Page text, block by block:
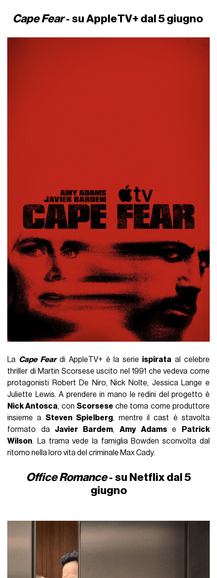
Cape Fear- su AppleTV+ dal 5 giugno
La Cape Feardi AppleTV+ è la serie ispirata al celebre
thriller di Martin Scorsese uscito nel 1991 che vedeva come
protagonisti Robert De Niro, Nick Nolte, Jessica Lange e
Juliette Lewis. A prendere in mano le redini del progetto è
Nick Antosca, con Scorsese che torna come produttore
insieme a Steven Spielberg, mentre il cast è stavolta
formato da Javier Bardem, Amy Adamse
Patrick
Wilson. La trama vede la famiglia Bowden sconvolta dal
ritorno nella loro vita del criminale Max Cady.
Office Romance- su Netflix dal 5
giugno